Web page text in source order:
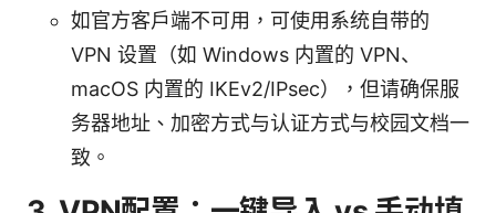
如官方客户端不可用，可使用系统自带的
VPN 设置（如 Windows 内置的 VPN、
macOS 内置的 IKEv2/IPsec），但请确保服
务器地址、加密方式与认证方式与校园文档一
致。